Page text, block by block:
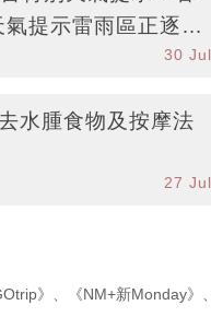
提示雷雨區正逐漸
30 Jul
水腫食物及按摩法
27 Jul
》 、 《NM+新Monday》 、